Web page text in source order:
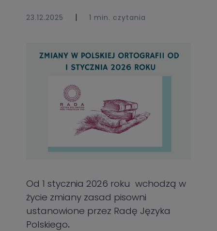
23.12.2025 | 1 min. czytania
Od 1 stycznia 2026 roku wchodzą w
życie zmiany zasad pisowni
ustanowione przez Radę Języka
Polskiego.